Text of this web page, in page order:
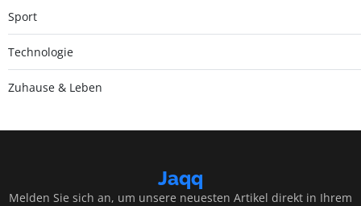
Sport
Technologie
Zuhause & Leben
Jaqq
Melden Sie sich an, um unsere neuesten Artikel direkt in Ihrem